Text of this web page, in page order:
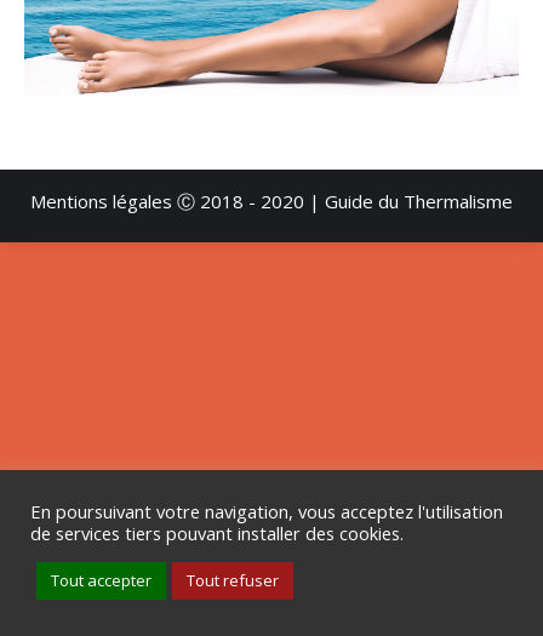
Mentions légales Ⓒ 2018 - 2020 | Guide du Thermalisme
En poursuivant votre navigation, vous acceptez l'utilisation
de services tiers pouvant installer des cookies.
Tout accepter Tout refuser